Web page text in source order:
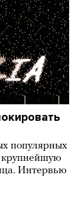
популярных
крупнейшую
Интервью